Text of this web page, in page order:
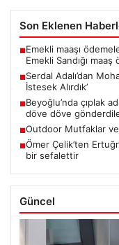
Son Eklenen
■Emekli maaşı
Emekli Sandığı maaş
■Serdal Adalı’dan
İstesek Alırdık’
■Beyoğlu’nda çıplak
döve döve
■Outdoor Mutfaklar
■Ömer Çelik’ten
bir sefalettir
Güncel